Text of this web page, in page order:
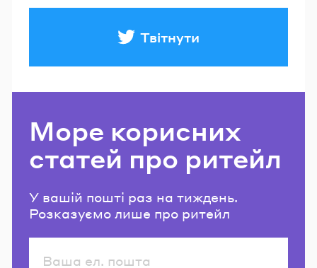
Твітнути
Море корисних
статей про ритейл
У вашій пошті раз на тиждень.
Розказуємо лише про ритейл